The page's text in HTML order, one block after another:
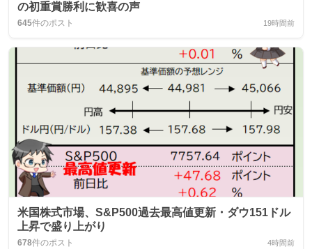
の初重賞勝利に歓喜の声
645件のポスト 19時間前
米国株式市場、S&P500過去最高値更新・ダウ151ドル
上昇で盛り上がり
678件のポスト 4時間前